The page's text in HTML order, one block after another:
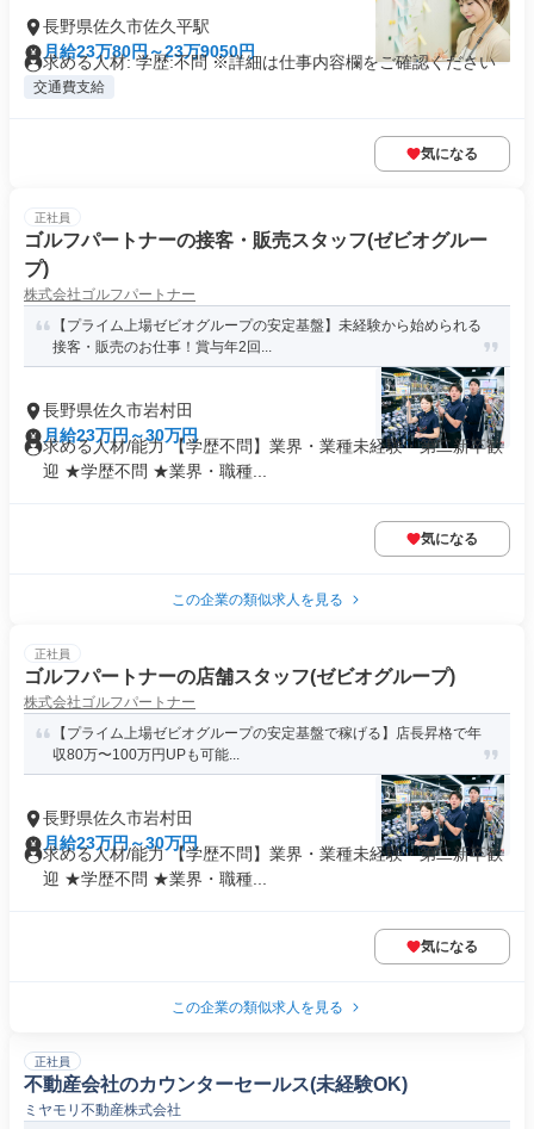
長野県佐久市佐久平駅
月給23万80円～23万9050円
求める人材: 学歴:不問 ※詳細は仕事内容欄をご確認ください
交通費支給
気になる
正社員
ゴルフパートナーの接客・販売スタッフ(ゼビオグルー
プ)
株式会社ゴルフパートナー
【プライム上場ゼビオグループの安定基盤】未経験から始められる
接客・販売のお仕事！賞与年2回...
長野県佐久市岩村田
月給23万円～30万円
求める人材/能力 【学歴不問】業界・業種未経験・第⼆新卒歓
迎 ★学歴不問 ★業界・職種...
気になる
この企業の類似求人を見る
正社員
ゴルフパートナーの店舗スタッフ(ゼビオグループ)
株式会社ゴルフパートナー
【プライム上場ゼビオグループの安定基盤で稼げる】店長昇格で年
収80万〜100万円UPも可能...
長野県佐久市岩村田
月給23万円～30万円
求める人材/能力 【学歴不問】業界・業種未経験・第⼆新卒歓
迎 ★学歴不問 ★業界・職種...
気になる
この企業の類似求人を見る
正社員
不動産会社のカウンターセールス(未経験OK)
ミヤモリ不動産株式会社